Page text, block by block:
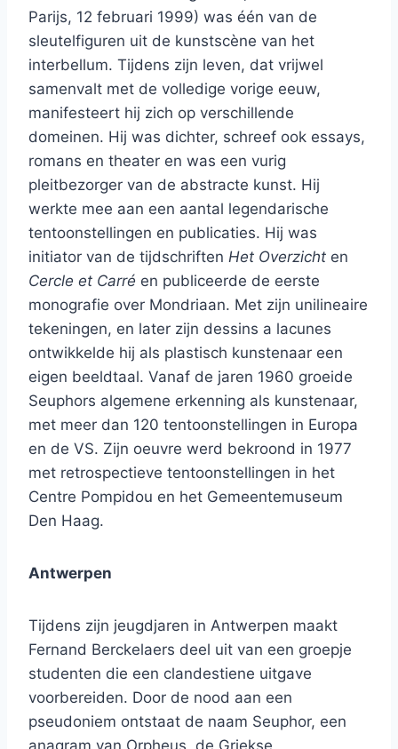
Parijs, 12 februari 1999) was één van de
sleutelfiguren uit de kunstscène van het
interbellum. Tijdens zijn leven, dat vrijwel
samenvalt met de volledige vorige eeuw,
manifesteert hij zich op verschillende
domeinen. Hij was dichter, schreef ook essays,
romans en theater en was een vurig
pleitbezorger van de abstracte kunst. Hij
werkte mee aan een aantal legendarische
tentoonstellingen en publicaties. Hij was
initiator van de tijdschriften Het Overzicht en
Cercle et Carré en publiceerde de eerste
monografie over Mondriaan. Met zijn unilineaire
tekeningen, en later zijn dessins a lacunes
ontwikkelde hij als plastisch kunstenaar een
eigen beeldtaal. Vanaf de jaren 1960 groeide
Seuphors algemene erkenning als kunstenaar,
met meer dan 120 tentoonstellingen in Europa
en de VS. Zijn oeuvre werd bekroond in 1977
met retrospectieve tentoonstellingen in het
Centre Pompidou en het Gemeentemuseum
Den Haag.
Antwerpen
Tijdens zijn jeugdjaren in Antwerpen maakt
Fernand Berckelaers deel uit van een groepje
studenten die een clandestiene uitgave
voorbereiden. Door de nood aan een
pseudoniem ontstaat de naam Seuphor, een
anagram van Orpheus, de Griekse